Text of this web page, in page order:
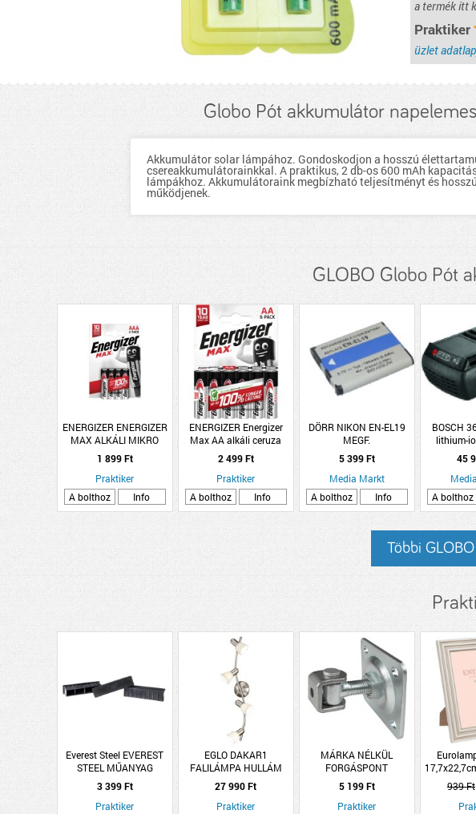
a termék itt
Praktiker
üzlet
Globo Pót akkumulátor
Akkumulátor solar lámpához. Gondoskodjon a hosszú
csereakkumulátorainkkal. A praktikus, 2 db-os 600 mAh
lámpákhoz. Akkumulátoraink megbízható teljesítményt és
működjenek.
GLOBO Globo Pót
ENERGIZER ENERGIZER
MAX ALKÁLI MIKRO
ELEM AAA 4DB/CSOMAG
1 899 Ft
Praktiker
A bolthoz
Info
ENERGIZER Energizer
Max AA alkáli ceruza
elem
2 499 Ft
Praktiker
A bolthoz
Info
DÖRR NIKON EN-EL19
MEGF.
5 399 Ft
Media Markt
A bolthoz
Info
BOSCH
lithium-
45
A bolthoz
Többi
Everest Steel EVEREST
STEEL MŰANYAG
VÉGZÁRÓ ELEM FEKETE
10DB
3 399 Ft
Praktiker
EGLO DAKAR1
FALILÁMPA HULLÁM
27 990 Ft
Praktiker
MÁRKA NÉLKÜL
FORGÁSPONT
ÁLLÍTHATÓ M18
90X90MM TALPAS
5 199 Ft
Praktiker
939 Ft